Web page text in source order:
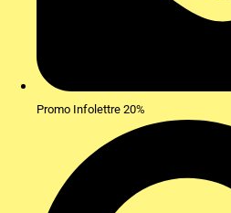
Promo Infolettre 20%